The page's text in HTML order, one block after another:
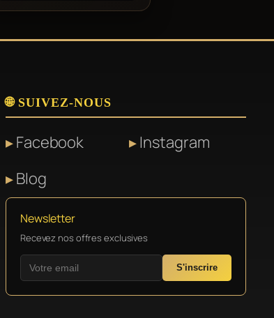
🌐 SUIVEZ-NOUS
Facebook
Instagram
Blog
Newsletter
Recevez nos offres exclusives
S'inscrire